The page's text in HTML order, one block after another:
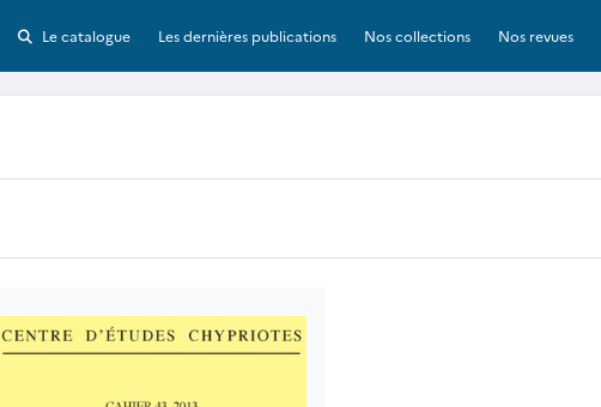
Le catalogue Les dernières publications Nos collections Nos revues